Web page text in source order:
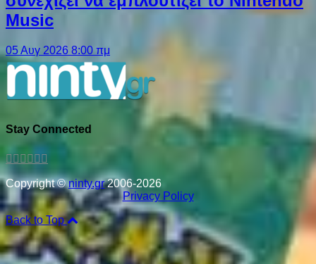
Music
05 Αυγ 2026 8:00 πμ
Stay Connected
Copyright ©ninty.gr2006-2026
Privacy Policy
Back to Top